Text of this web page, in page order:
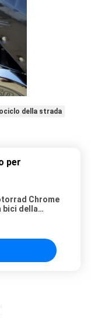
della strada
per
Chrome
bici della